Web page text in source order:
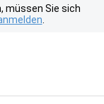
müssen Sie sich